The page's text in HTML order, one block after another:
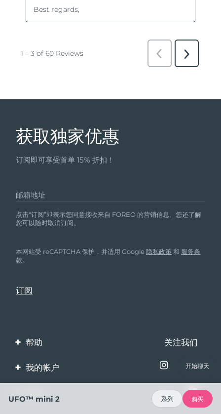
获取独家优惠
订阅即可享受首单 15% 折扣！
邮箱地址
点击“订阅”即表示您同意接收来自 FOREO 的营销信息。您还了解
您可以随时取消订阅。
本网站受 reCAPTCHA 保护，并适用 Google隐私政策 和 服务条
款。
帮助
联系我们
订单与运输
保修与退换货
关注我们
我的帐户 开始聊天
UFO™ mini 2 系列 购买